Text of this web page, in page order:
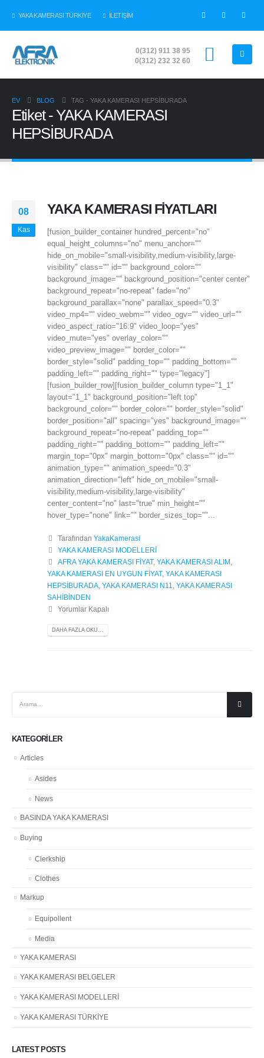
YAKA KAMERASI TÜRKİYE İLETİŞİM
0(312) 911 38 95
0(312) 232 32 60
EV BLOG TAG - YAKA KAMERASI HEPSİBURADA
Etiket - YAKA KAMERASI
HEPSİBURADA
08
Kas
YAKA KAMERASI FİYATLARI
[fusion_builder_container hundred_percent="no"
equal_height_columns="no" menu_anchor=""
hide_on_mobile="small-visibility,medium-visibility,large-
visibility" class="" id="" background_color=""
background_image="" background_position="center center"
background_repeat="no-repeat" fade="no"
background_parallax="none" parallax_speed="0.3"
video_mp4="" video_webm="" video_ogv="" video_url=""
video_aspect_ratio="16:9" video_loop="yes"
video_mute="yes" overlay_color=""
video_preview_image="" border_color=""
border_style="solid" padding_top="" padding_bottom=""
padding_left="" padding_right="" type="legacy"]
[fusion_builder_row][fusion_builder_column type="1_1"
layout="1_1" background_position="left top"
background_color="" border_color="" border_style="solid"
border_position="all" spacing="yes" background_image=""
background_repeat="no-repeat" padding_top=""
padding_right="" padding_bottom="" padding_left=""
margin_top="0px" margin_bottom="0px" class="" id=""
animation_type="" animation_speed="0.3"
animation_direction="left" hide_on_mobile="small-
visibility,medium-visibility,large-visibility"
center_content="no" last="true" min_height=""
hover_type="none" link="" border_sizes_top=""...
Tarafından YakaKamerasi
YAKA KAMERASI MODELLERİ
AFRA YAKA KAMERASI FİYAT, YAKA KAMERASI ALIM
YAKA KAMERASI EN UYGUN FİYAT, YAKA KAMERASI
HEPSİBURADA YAKA KAMERASI N11
YAKA KAMERASI
SAHİBİNDEN
Yorumlar Kapalı
DAHA FAZLA OKU...
KATEGORILER
Articles
Asides
News
BASINDA YAKA KAMERASI
Buying
Clerkship
Clothes
Markup
Equipollent
Media
YAKA KAMERASI
YAKA KAMERASI BELGELER
YAKA KAMERASI MODELLERİ
YAKA KAMERASI TÜRKİYE
LATEST POSTS